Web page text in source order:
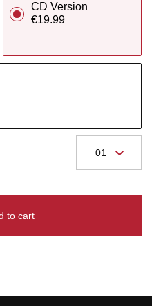
CD Version
€19.99
to cart